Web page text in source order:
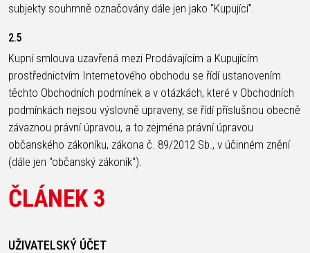
OSOBNÍCH
subjekty souhrnně označovány dále jen jako "Kupující".
2.5
Kupní smlouva uzavřená mezi Prodávajícím a Kupujícím
prostřednictvím Internetového obchodu se řídí ustanovením
těchto Obchodních podmínek a v otázkách, které v Obchodních
podmínkách nejsou výslovně upraveny, se řídí příslušnou obecně
závaznou právní úpravou, a to zejména právní úpravou
občanského zákoníku, zákona č. 89/2012 Sb., v účinném znění
(dále jen "občanský zákoník").
ČLÁNEK 3
UŽIVATELSKÝ ÚČET